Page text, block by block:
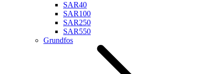
SAR40
SAR100
SAR250
SAR550
Grundfos